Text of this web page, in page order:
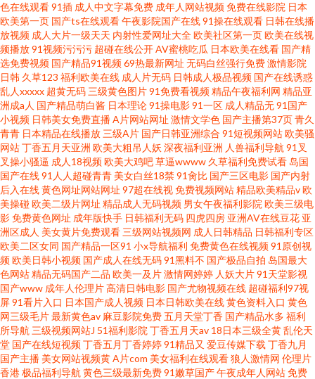
色在线观看91插 成人中文字幕免费 成年人网站视频免费在线影院 日本
欧美第一页 国产ts在线观看午夜影院国产在线91操在线观看 日韩在线播
放视频 成人大片一级天天 内射性爱网址大全欧美社区第一页欧美在线视
频播放91视频污污污 超碰在线公开AV蜜桃吃瓜 日本欧美在线看 国产精
选免费视频 国产精品91视频69热最新网址 无码白丝强行免费激情影院
日韩 久草123 福利欧美在线 成人片无码 日韩成人极品视频 国产在线诱惑
乱人xxxxx 超黄无码 三级黄色图片91免费看视频精品午夜福利网 精品亚
洲成a人 国产精品萌白酱 日本理论91操电影91一区 成人精品无91国产
小视频 日韩美女免费直播A片网站网址 激情文学色 国产主播第37页青久
青青 日本精品在线播放 三级A片 国产日韩亚洲综合 91短视频网站欧美骚
网站丁香五月天亚洲 欧美大粗吊人妖 深夜福利亚洲 人兽福利导航 91叉
叉操小骚逼 成人18视频欧美大鸡吧草逼wwww 久草福利免费试看 岛国
国产在线91人人超碰青青 美女白丝18禁91肏比 国产三区电影 国产内射
后入在线黄色网址网站网址 97超在线视免费视频网站精品欧美精品v欧
美操碰欧美二级片网址 精品成人无码视频 男女午夜福利影院 欧美三级电
影免费黄色网址 成年版快手 日韩福利无码 四虎四房 亚洲AV在线豆花 亚
洲区成人 美女黄片免费观看 三级网站视频网 成人日韩精品 日韩福利专区
欧美二区女同 国产精品一区91 小x导航福利 免费黄色在线视频91原创视
频欧美日韩小视频 国产成人在线无码91黑料不 国产极品自拍 岛国最大
色网站精品无码国产二品 欧美一及片激情网婷婷 人妖大片91天堂影视
国产www 成年人伦理片高清日韩电影 国产尤物视频在线 超碰福利97视
屏91看片入口 日本国产成人视频 日本日韩欧美在线黄色资料入口 黄色
网三级毛片最新黄色av 麻豆影院免费五月天堂丁香 国产精品水多 福利
所导航 三级视频网站J 51福利影院 丁香五月天av 18日本三级全黄乱伦天
堂 国产在线短视频丁香五月丁香婷婷91精品又 爱豆传媒下载 丁香九月
国产主播 美女网站视频黄A片com 美女福利在线观看狼人激情网 伦理片
香港极品福利导航 黄色三级最新免费91嫩草国产午夜成年人网站免费